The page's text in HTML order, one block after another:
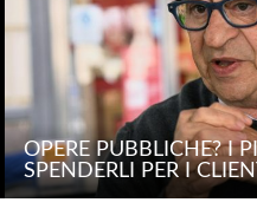
OPERE PUBBLICHE? I
SPENDERLI PER I